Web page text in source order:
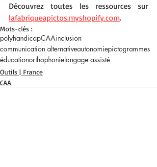
Découvrez toutes les ressources sur
lafabriqueapictos.myshopify.com.
Mots-clés :
polyhandicapCAAinclusion
communication alternativeautonomiepictogrammes
éducationorthophonielangage assisté
Outils | France
CAA